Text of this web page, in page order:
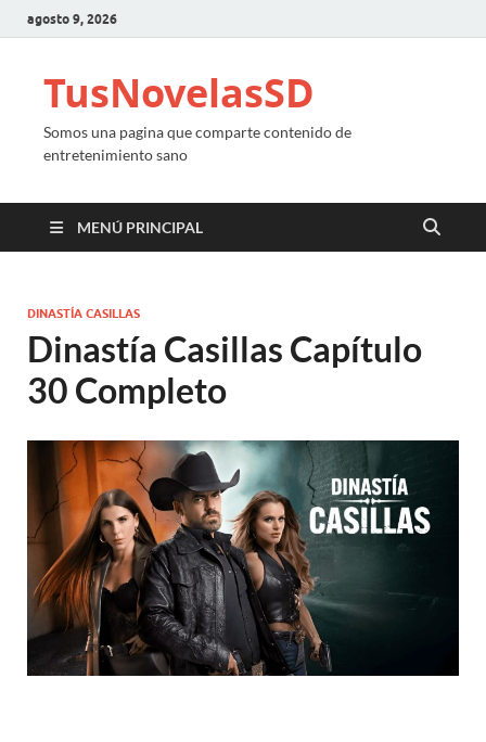
agosto 9, 2026
TusNovelasSD
Somos una pagina que comparte contenido de
entretenimiento sano
MENÚ PRINCIPAL
DINASTÍA CASILLAS
Dinastía Casillas Capítulo
30 Completo